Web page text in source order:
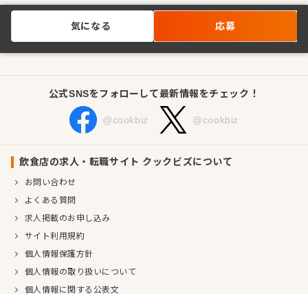
気になる 応募
公式SNSをフォローして最新情報をチェック！
@cookbiz @cookbiz
飲食店の求人・転職サイト クックビズについて
お問い合わせ
よくある質問
求人掲載のお申し込み
サイト利用規約
個人情報保護方針
個人情報の取り扱いについて
個人情報に関する公表文